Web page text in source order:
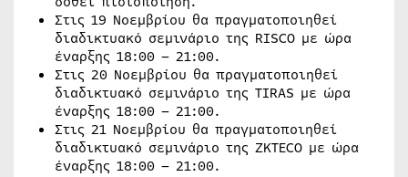
Στις 19 Νοεμβρίου θα πραγματοποιηθεί
διαδικτυακό σεμινάριο της RISCO με ώρα
έναρξης 18:00 – 21:00.
Στις 20 Νοεμβρίου θα πραγματοποιηθεί
διαδικτυακό σεμινάριο της TIRAS με ώρα
έναρξης 18:00 – 21:00.
Στις 21 Νοεμβρίου θα πραγματοποιηθεί
διαδικτυακό σεμινάριο της ZKTECO με ώρα
έναρξης 18:00 – 21:00.